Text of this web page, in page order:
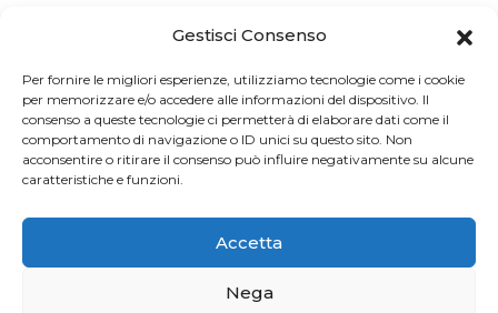
Gestisci Consenso
Per fornire le migliori esperienze, utilizziamo tecnologie come i cookie
per memorizzare e/o accedere alle informazioni del dispositivo. Il
consenso a queste tecnologie ci permetterà di elaborare dati come il
comportamento di navigazione o ID unici su questo sito. Non
acconsentire o ritirare il consenso può influire negativamente su alcune
caratteristiche e funzioni.
Accetta
Nega
Impresa Sociale
Via Cuccagna 2/4 - 20135 Milano - tel. 02.83421007
CF97426130155 -P. IVA06232010964 -REA MI-2522352 -RUNTS25837
21/03/2022
cuccagna@arubapec.it - info@cuccagna.org
Info Legali
© 2024 Cascina Cuccagna. Tutti i diritti riservati.